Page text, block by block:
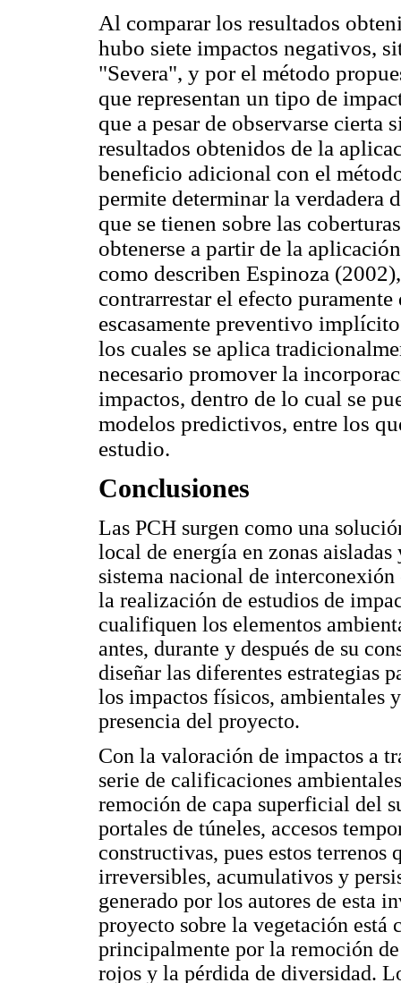
Al comparar los resultados
hubo siete impactos negativos,
"Severa", y por el método
que representan un tipo de
que a pesar de observarse
resultados obtenidos de la
beneficio adicional con el
permite determinar la verdadera
que se tienen sobre las
obtenerse a partir de la
como describen Espinoza
contrarrestar el efecto
escasamente preventivo
los cuales se aplica
necesario promover la
impactos, dentro de lo cual se
modelos predictivos, entre los
estudio.
Conclusiones
Las PCH surgen como una
local de energía en zonas
sistema nacional de
la realización de estudios de
cualifiquen los elementos
antes, durante y después de su
diseñar las diferentes estrategias
los impactos físicos, ambientales
presencia del proyecto.
Con la valoración de impactos a
serie de calificaciones
remoción de capa superficial del
portales de túneles, accesos
constructivas, pues estos terrenos
irreversibles, acumulativos y
generado por los autores de esta
proyecto sobre la vegetación
principalmente por la remoción
rojos y la pérdida de diversidad.